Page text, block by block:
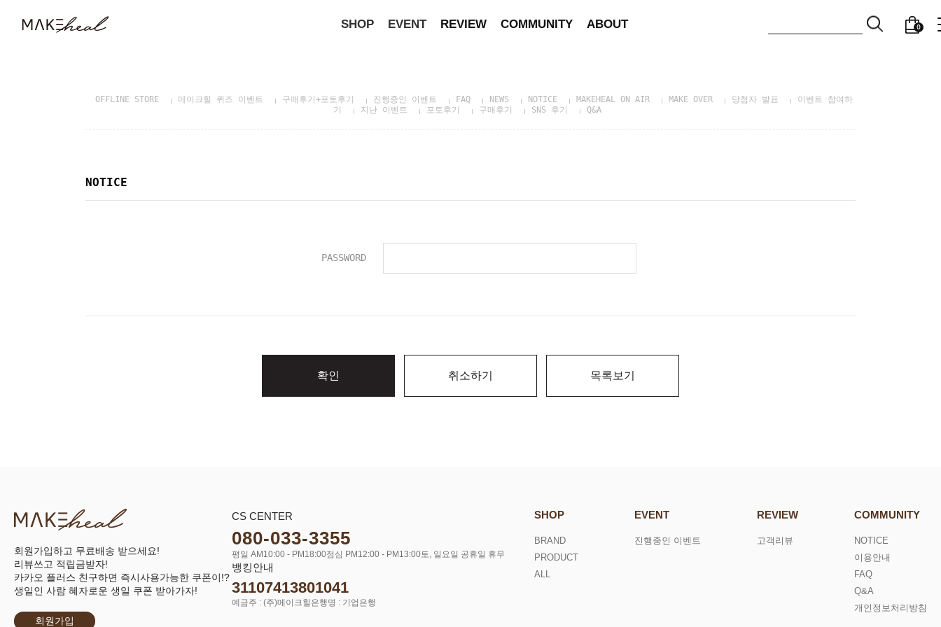
SHOP EVENT REVIEW COMMUNITY ABOUT 0
OFFLINE STORE 메이크힐 퀴즈 이벤트 구매후기+포토후기 진행중인 이벤트 FAQ NEWS NOTICE MAKEHEAL ON AIR MAKE OVER 당첨자 발표
이벤트 참여하
기
지난 이벤트 포토후기 구매후기 SNS 후기 Q&A
NOTICE
PASSWORD
확인 취소하기 목록보기
회원가입하고 무료배송 받으세요!
리뷰쓰고 적립금받자!
카카오 플러스 친구하면 즉시사용가능한 쿠폰이!?
생일인 사람 혜자로운 생일 쿠폰 받아가자!
회원가입
CS CENTER
080-033-3355
평일 AM10:00 - PM18:00점심 PM12:00 - PM13:00토, 일요일 공휴일 휴무
뱅킹안내
31107413801041
예금주 : (주)메이크힐 은행명 : 기업은행
SHOP
BRAND
PRODUCT
ALL
EVENT
진행중인 이벤트
REVIEW
고객리뷰
COMMUNITY
NOTICE
이용안내
FAQ
Q&A
개인정보처리방침